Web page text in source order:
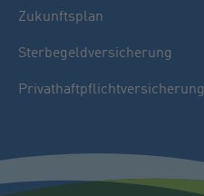
Zukunftsplan
Sterbegeldversicherung
Privathaftpflichtversicherung